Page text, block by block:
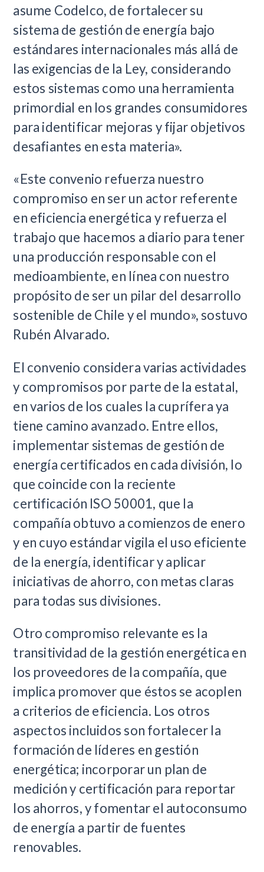
asume Codelco, de fortalecer su
sistema de gestión de energía bajo
estándares internacionales más allá de
las exigencias de la Ley, considerando
estos sistemas como una herramienta
primordial en los grandes consumidores
para identificar mejoras y fijar objetivos
desafiantes en esta materia».
«Este convenio refuerza nuestro
compromiso en ser un actor referente
en eficiencia energética y refuerza el
trabajo que hacemos a diario para tener
una producción responsable con el
medioambiente, en línea con nuestro
propósito de ser un pilar del desarrollo
sostenible de Chile y el mundo», sostuvo
Rubén Alvarado.
El convenio considera varias actividades
y compromisos por parte de la estatal,
en varios de los cuales la cuprífera ya
tiene camino avanzado. Entre ellos,
implementar sistemas de gestión de
energía certificados en cada división, lo
que coincide con la reciente
certificación ISO 50001, que la
compañía obtuvo a comienzos de enero
y en cuyo estándar vigila el uso eficiente
de la energía, identificar y aplicar
iniciativas de ahorro, con metas claras
para todas sus divisiones.
Otro compromiso relevante es la
transitividad de la gestión energética en
los proveedores de la compañía, que
implica promover que éstos se acoplen
a criterios de eficiencia. Los otros
aspectos incluidos son fortalecer la
formación de líderes en gestión
energética; incorporar un plan de
medición y certificación para reportar
los ahorros, y fomentar el autoconsumo
de energía a partir de fuentes
renovables.